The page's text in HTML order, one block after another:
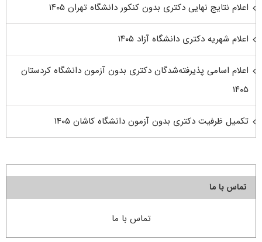
اعلام نتایج نهایی دکتری بدون کنکور دانشگاه تهران ۱۴۰۵
اعلام شهریه دکتری دانشگاه آزاد ۱۴۰۵
اعلام اسامی پذیرفته‌شدگان دکتری بدون آزمون دانشگاه کردستان
۱۴۰۵
تکمیل ظرفیت دکتری بدون آزمون دانشگاه کاشان ۱۴۰۵
تماس با ما
تماس با ما